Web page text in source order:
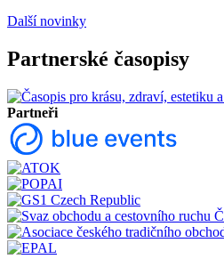
Další novinky
Partnerské časopisy
Partneři